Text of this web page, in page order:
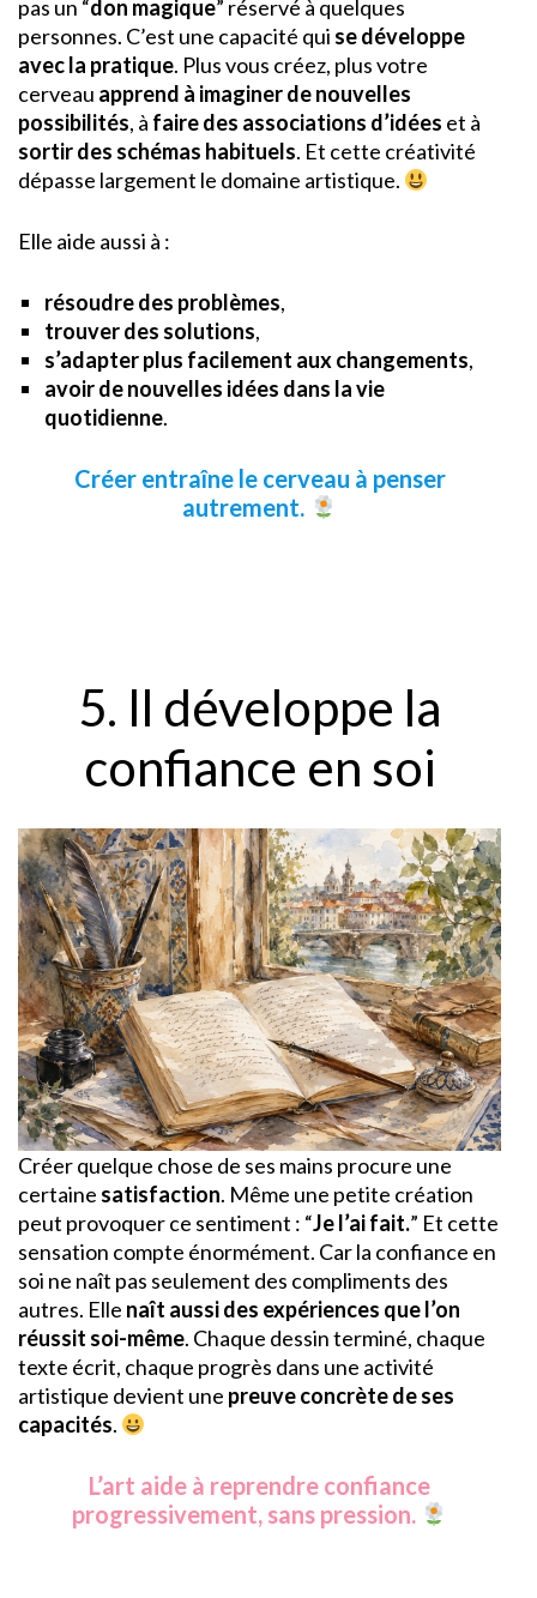
pas un “don magique” réservé à quelques
personnes. C’est une capacité qui se développe
avec la pratique. Plus vous créez, plus votre
cerveau apprend à imaginer de nouvelles
possibilités, à faire des associations d’idées et à
sortir des schémas habituels. Et cette créativité
dépasse largement le domaine artistique.
Elle aide aussi à :
résoudre des problèmes,
trouver des solutions,
s’adapter plus facilement aux changements,
avoir de nouvelles idées dans la vie
quotidienne.
Créer entraîne le cerveau à penser
autrement.
5. Il développe la
confiance en soi
Créer quelque chose de ses mains procure une
certaine satisfaction. Même une petite création
peut provoquer ce sentiment : “Je l’ai fait.” Et cette
sensation compte énormément. Car la confiance en
soi ne naît pas seulement des compliments des
autres. Elle naît aussi des expériences que l’on
réussit soi-même. Chaque dessin terminé, chaque
texte écrit, chaque progrès dans une activité
artistique devient une preuve concrète de ses
capacités.
L’art aide à reprendre confiance
progressivement, sans pression.